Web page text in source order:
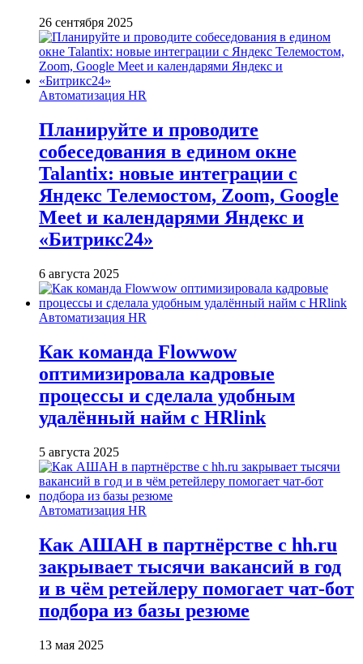
26 сентября 2025
Автоматизация HR
Планируйте и проводите
собеседования в едином окне
Talantix: новые интеграции с
Яндекс Телемостом, Zoom, Google
Meet и календарями Яндекс и
«Битрикс24»
6 августа 2025
Автоматизация HR
Как команда Flowwow
оптимизировала кадровые
процессы и сделала удобным
удалённый найм с HRlink
5 августа 2025
Автоматизация HR
Как АШАН в партнёрстве с hh.ru
закрывает тысячи вакансий в год
и в чём ретейлеру помогает чат-бот
подбора из базы резюме
13 мая 2025